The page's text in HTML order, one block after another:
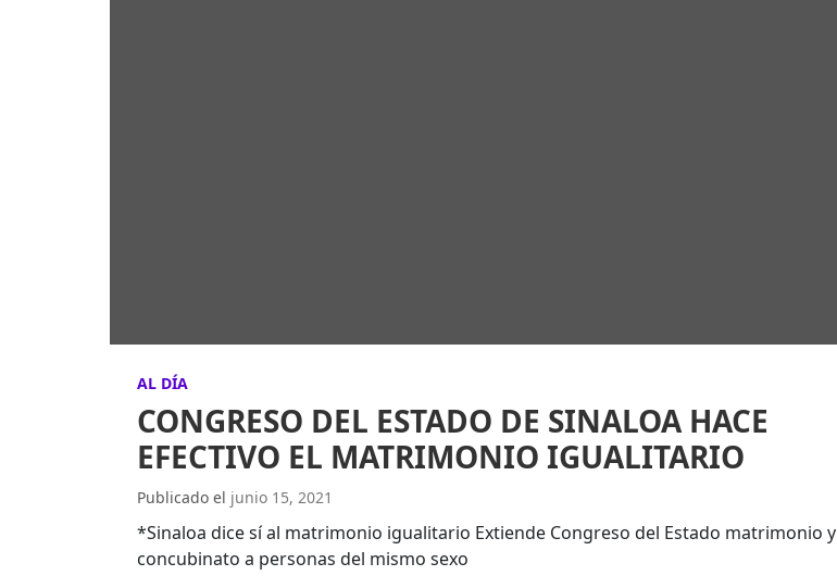
AL DÍA
CONGRESO DEL ESTADO DE SINALOA HACE
EFECTIVO EL MATRIMONIO IGUALITARIO
Publicado el junio 15, 2021
*Sinaloa dice sí al matrimonio igualitario Extiende Congreso del Estado matrimonio y
concubinato a personas del mismo sexo